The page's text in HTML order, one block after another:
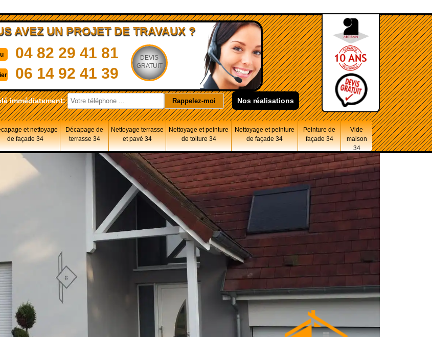
AVEZ UN PROJET DE TRAVAUX ?
04 82 29 41 81
06 14 92 41 39
DEVIS
GRATUIT
immédiatement: Nos réalisations
et nettoyage
de façade 34
Décapage de
terrasse 34
Nettoyage terrasse
et pavé 34
Nettoyage et peinture
de toiture 34
Nettoyage et peinture
de façade 34
Peinture de
façade 34
Vide
maison
34